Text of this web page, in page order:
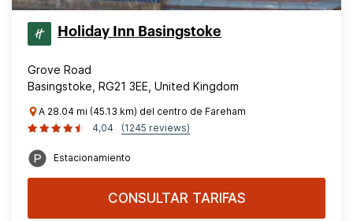
Holiday Inn Basingstoke
Grove Road
Basingstoke, RG21 3EE, United Kingdom
A 28.04 mi (45.13 km) del centro de Fareham
4,04
(1245 reviews)
Estacionamiento
CONSULTAR TARIFAS